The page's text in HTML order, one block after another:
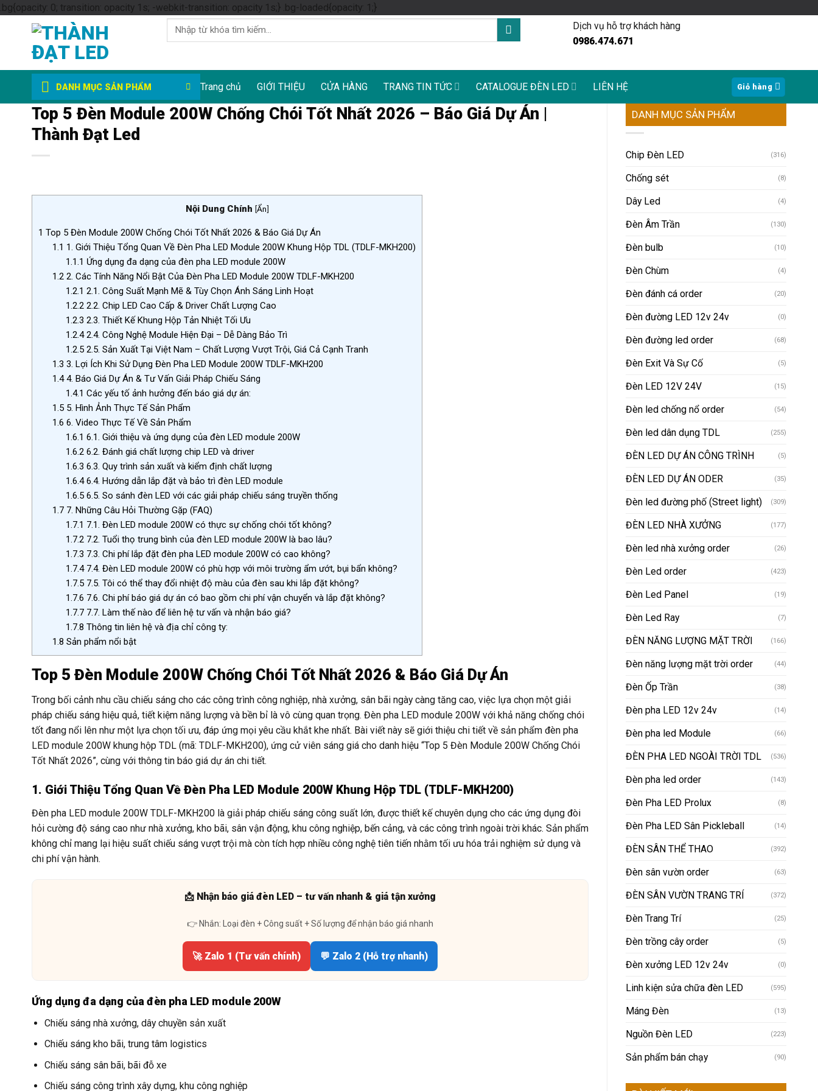
.bg{opacity: 0; transition: opacity 1s; -webkit-transition: opacity 1s;} .bg-loaded{opacity: 1;}Skip
to
Tìm
kiếm:
Dịch vụ hỗ trợ khách hàng
0986.474.671
DANH MỤC SẢN PHẨM Trang chủ GIỚI THIỆU CỬA HÀNG TRANG TIN TỨC CATALOGUE ĐÈN LED LIÊN HỆ Giỏ hàng
Top 5 Đèn Module 200W Chống Chói Tốt Nhất 2026 – Báo Giá Dự Án |
Thành Đạt Led
Nội Dung Chính [Ẩn]
1 Top 5 Đèn Module 200W Chống Chói Tốt Nhất 2026 & Báo Giá Dự Án
1.1 1. Giới Thiệu Tổng Quan Về Đèn Pha LED Module 200W Khung Hộp TDL (TDLF-MKH200)
1.1.1 Ứng dụng đa dạng của đèn pha LED module 200W
1.22. Các Tính Năng Nổi Bật Của Đèn Pha LED Module 200W TDLF-MKH200
1.2.1 2.1. Công Suất Mạnh Mẽ & Tùy Chọn Ánh Sáng Linh Hoạt
1.2.2 2.2. Chip LED Cao Cấp & Driver Chất Lượng Cao
1.2.3 2.3. Thiết Kế Khung Hộp Tản Nhiệt Tối Ưu
1.2.42.4. Công Nghệ Module Hiện Đại – Dễ Dàng Bảo Trì
1.2.5 2.5. Sản Xuất Tại Việt Nam – Chất Lượng Vượt Trội, Giá Cả Cạnh Tranh
1.3 3. Lợi Ích Khi Sử Dụng Đèn Pha LED Module 200W TDLF-MKH200
1.44. Báo Giá Dự Án & Tư Vấn Giải Pháp Chiếu Sáng
1.4.1 Các yếu tố ảnh hưởng đến báo giá dự án:
1.55. Hình Ảnh Thực Tế Sản Phẩm
1.6 6. Video Thực Tế Về Sản Phẩm
1.6.1 6.1. Giới thiệu và ứng dụng của đèn LED module 200W
1.6.2 6.2. Đánh giá chất lượng chip LED và driver
1.6.3 6.3. Quy trình sản xuất và kiểm định chất lượng
1.6.46.4. Hướng dẫn lắp đặt và bảo trì đèn LED module
1.6.5 6.5. So sánh đèn LED với các giải pháp chiếu sáng truyền thống
1.77. Những Câu Hỏi Thường Gặp (FAQ)
1.7.1 7.1. Đèn LED module 200W có thực sự chống chói tốt không?
1.7.2 7.2. Tuổi thọ trung bình của đèn LED module 200W là bao lâu?
1.7.3 7.3. Chi phí lắp đặt đèn pha LED module 200W có cao không?
1.7.47.4. Đèn LED module 200W có phù hợp với môi trường ẩm ướt, bụi bẩn không?
1.7.5 7.5. Tôi có thể thay đổi nhiệt độ màu của đèn sau khi lắp đặt không?
1.7.6 7.6. Chi phí báo giá dự án có bao gồm chi phí vận chuyển và lắp đặt không?
1.7.7 7.7. Làm thế nào để liên hệ tư vấn và nhận báo giá?
1.7.8 Thông tin liên hệ và địa chỉ công ty:
1.8 Sản phẩm nổi bật
Top 5 Đèn Module 200W Chống Chói Tốt Nhất 2026 & Báo Giá Dự Án
Trong bối cảnh nhu cầu chiếu sáng cho các công trình công nghiệp, nhà xưởng, sân bãi ngày càng tăng cao, việc lựa chọn một giải
pháp chiếu sáng hiệu quả, tiết kiệm năng lượng và bền bỉ là vô cùng quan trọng. Đèn pha LED module 200W với khả năng chống chói
tốt đang nổi lên như một lựa chọn tối ưu, đáp ứng mọi yêu cầu khắt khe nhất. Bài viết này sẽ giới thiệu chi tiết về sản phẩm đèn pha
LED module 200W khung hộp TDL (mã: TDLF-MKH200), ứng cử viên sáng giá cho danh hiệu “Top 5 Đèn Module 200W Chống Chói
Tốt Nhất 2026”, cùng với thông tin báo giá dự án chi tiết.
1. Giới Thiệu Tổng Quan Về Đèn Pha LED Module 200W Khung Hộp TDL (TDLF-MKH200)
Đèn pha LED module 200W TDLF-MKH200 là giải pháp chiếu sáng công suất lớn, được thiết kế chuyên dụng cho các ứng dụng đòi
hỏi cường độ sáng cao như nhà xưởng, kho bãi, sân vận động, khu công nghiệp, bến cảng, và các công trình ngoài trời khác. Sản phẩm
không chỉ mang lại hiệu suất chiếu sáng vượt trội mà còn tích hợp nhiều công nghệ tiên tiến nhằm tối ưu hóa trải nghiệm sử dụng và
chi phí vận hành.
📩 Nhận báo giá đèn LED – tư vấn nhanh & giá tận xưởng
👉 Nhắn: Loại đèn + Công suất + Số lượng để nhận báo giá nhanh
🚀 Zalo 1 (Tư vấn chính) 💬 Zalo 2 (Hỗ trợ nhanh)
Ứng dụng đa dạng của đèn pha LED module 200W
Chiếu sáng nhà xưởng, dây chuyền sản xuất
Chiếu sáng kho bãi, trung tâm logistics
Chiếu sáng sân bãi, bãi đỗ xe
Chiếu sáng công trình xây dựng, khu công nghiệp
DANH MỤC SẢN PHẨM
Chip Đèn LED (316)
Chống sét (8)
Dây Led (4)
Đèn Âm Trần (130)
Đèn bulb (10)
Đèn Chùm (4)
Đèn đánh cá order (20)
Đèn đường LED 12v 24v (0)
Đèn đường led order (68)
Đèn Exit Và Sự Cố (5)
Đèn LED 12V 24V (15)
Đèn led chống nổ order (54)
Đèn led dân dụng TDL (255)
ĐÈN LED DỰ ÁN CÔNG TRÌNH (5)
ĐÈN LED DỰ ÁN ODER (35)
Đèn led đường phố (Street light) (309)
ĐÈN LED NHÀ XƯỞNG (177)
Đèn led nhà xưởng order (26)
Đèn Led order (423)
Đèn Led Panel (19)
Đèn Led Ray (7)
ĐÈN NĂNG LƯỢNG MẶT TRỜI (166)
Đèn năng lượng mặt trời order (44)
Đèn Ốp Trần (38)
Đèn pha LED 12v 24v (14)
Đèn pha led Module (66)
ĐÈN PHA LED NGOÀI TRỜI TDL (536)
Đèn pha led order (143)
Đèn Pha LED Prolux (8)
Đèn Pha LED Sân Pickleball (14)
ĐÈN SÂN THỂ THAO (392)
Đèn sân vườn order (63)
ĐÈN SÂN VƯỜN TRANG TRÍ (372)
Đèn Trang Trí (25)
Đèn trồng cây order (5)
Đèn xưởng LED 12v 24v (0)
Linh kiện sửa chữa đèn LED (595)
Máng Đèn (13)
Nguồn Đèn LED (223)
Sản phẩm bán chạy (90)